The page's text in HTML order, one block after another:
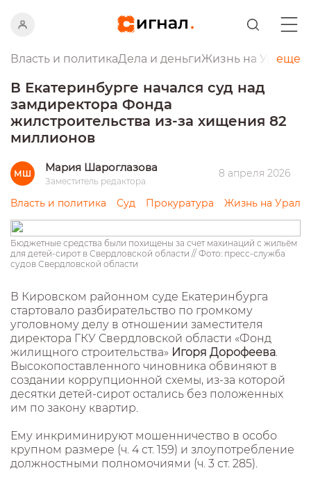
Власть и политикаДела и деньгиЖизнь на Урале
еще
В Екатеринбурге начался суд над
замдиректора Фонда
жилстроительства из-за хищения 82
миллионов
МШ Мария Шароглазова
Заместитель редактора
8 апреля 2026
Власть и политика Суд Прокуратура Жизнь на Урале
Бюджетные средства были похищены за счет махинаций с жильём
для детей-сирот в Свердловской области // Фото: пресс-служба
судов Свердловской области
В Кировском районном суде Екатеринбурга
стартовало разбирательство по громкому
уголовному делу в отношении заместителя
директора ГКУ Свердловской области «Фонд
жилищного строительства» Игоря Дорофеева.
Высокопоставленного чиновника обвиняют в
создании коррупционной схемы, из-за которой
десятки детей-сирот остались без положенных
им по закону квартир.
Ему инкриминируют мошенничество в особо
крупном размере (ч. 4 ст. 159) и злоупотребление
должностными полномочиями (ч. 3 ст. 285).